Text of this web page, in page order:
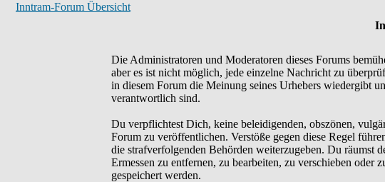
Inntram-Forum Übersicht
Die Administratoren und Moderatoren dieses Forums
aber es ist nicht möglich, jede einzelne Nachricht zu
in diesem Forum die Meinung seines Urhebers wiedergibt
verantwortlich sind.
Du verpflichtest Dich, keine beleidigenden, obszönen,
Forum zu veröffentlichen. Verstöße gegen diese Regel
die strafverfolgenden Behörden weiterzugeben. Du räumst
Ermessen zu entfernen, zu bearbeiten, zu verschieben
gespeichert werden.